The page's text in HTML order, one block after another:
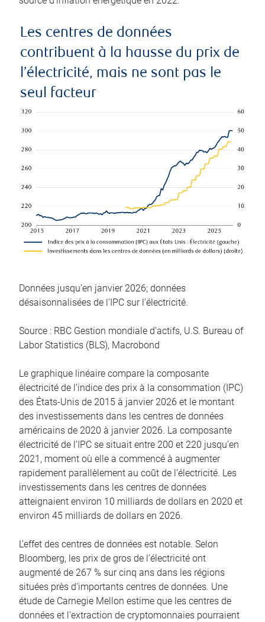
Les centres de données
contribuent à la hausse du prix de
l’électricité, mais ne sont pas le
seul facteur
Données jusqu’en janvier 2026; données
désaisonnalisées de l’IPC sur l’électricité.
Source : RBC Gestion mondiale d’actifs, U.S. Bureau of
Labor Statistics (BLS), Macrobond
Le graphique linéaire compare la composante
électricité de l’indice des prix à la consommation (IPC)
des États-Unis de 2015 à janvier 2026 et le montant
des investissements dans les centres de données
américains de 2020 à janvier 2026. La composante
électricité de l’IPC se situait entre 200 et 220 jusqu’en
2021, moment où elle a commencé à augmenter
rapidement parallèlement au coût de l’électricité. Les
investissements dans les centres de données
atteignaient environ 10 milliards de dollars en 2020 et
environ 45 milliards de dollars en 2026.
L’effet des centres de données est notable. Selon
Bloomberg, les prix de gros de l’électricité ont
augmenté de 267 % sur cinq ans dans les régions
situées près d’importants centres de données. Une
étude de Carnegie Mellon estime que les centres de
données et l’extraction de cryptomonnaies pourraient